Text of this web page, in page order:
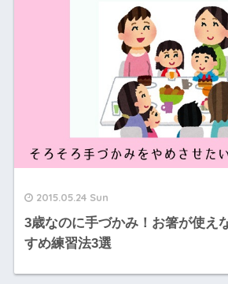
2015.05.24 Sun
3歳なのに手づかみ！お箸が使え
すめ練習法3選